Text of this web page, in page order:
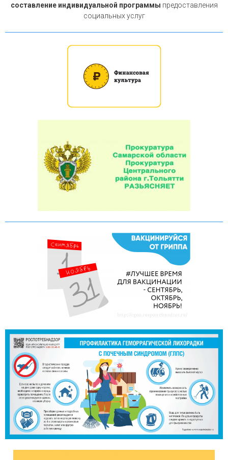
составление индивидуальной программы предоставления
социальных услуг